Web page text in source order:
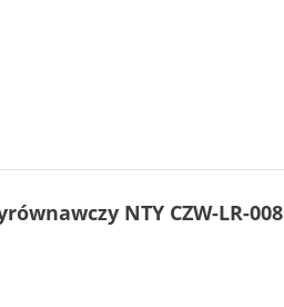
NTY CZW-LR-008